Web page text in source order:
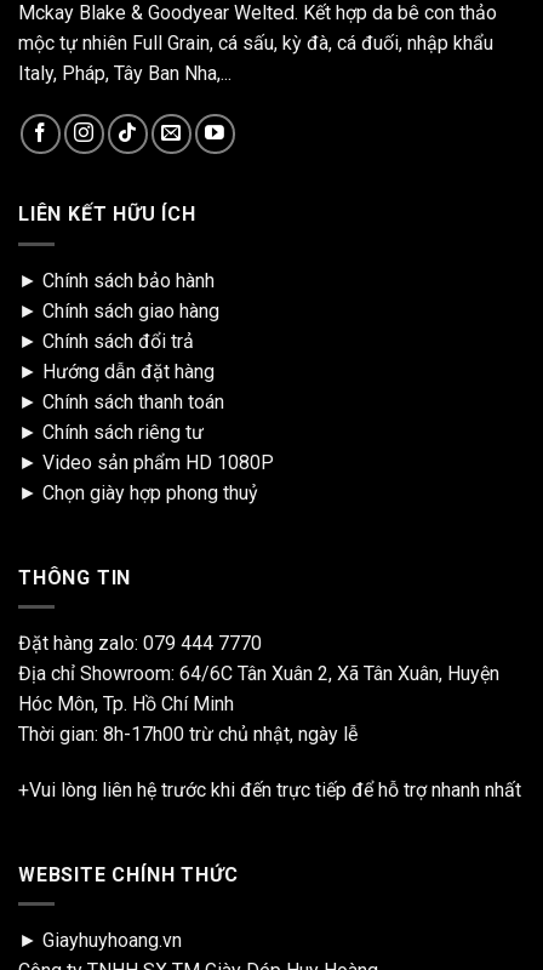
Mckay Blake & Goodyear Welted. Kết hợp da bê con thảo
mộc tự nhiên Full Grain, cá sấu, kỳ đà, cá đuối, nhập khẩu
Italy, Pháp, Tây Ban Nha,...
LIÊN KẾT HỮU ÍCH
► Chính sách bảo hành
► Chính sách giao hàng
► Chính sách đổi trả
► Hướng dẫn đặt hàng
► Chính sách thanh toán
► Chính sách riêng tư
► Video sản phẩm HD 1080P
► Chọn giày hợp phong thuỷ
THÔNG TIN
Đặt hàng zalo: 079 444 7770
Địa chỉ Showroom: 64/6C Tân Xuân 2, Xã Tân Xuân, Huyện
Hóc Môn, Tp. Hồ Chí Minh
Thời gian: 8h-17h00 trừ chủ nhật, ngày lễ
+Vui lòng liên hệ trước khi đến trực tiếp để hỗ trợ nhanh nhất
WEBSITE CHÍNH THỨC
► Giayhuyhoang.vn